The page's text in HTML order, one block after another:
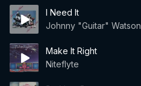
I Need It
Johnny "Guitar" Watson
Make It Right
Niteflyte